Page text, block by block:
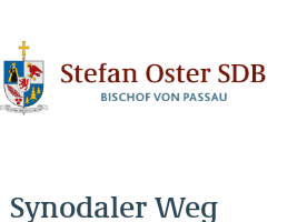
Synodaler Weg